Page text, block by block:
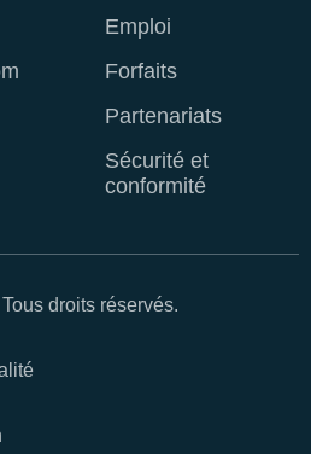
Emploi
Forfaits
Partenariats
Sécurité et
conformité
droits réservés.